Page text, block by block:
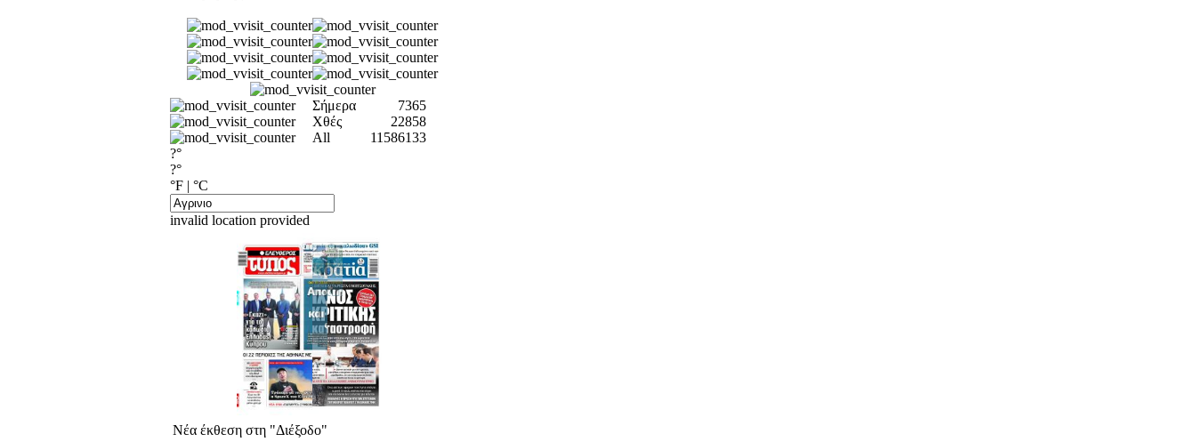
Σήμερα
7365
Χθές
22858
All
11586133
?°
?°
°F | °C
invalid location provided
Νέα έκθεση στη "Διέξοδο"